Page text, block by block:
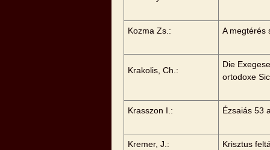
Kozma Zs.: A megtérés
Krakolis, Ch.:
Die
ortodoxe
Krasszon I.: Ézsaiás 53
Kremer, J.: Krisztus